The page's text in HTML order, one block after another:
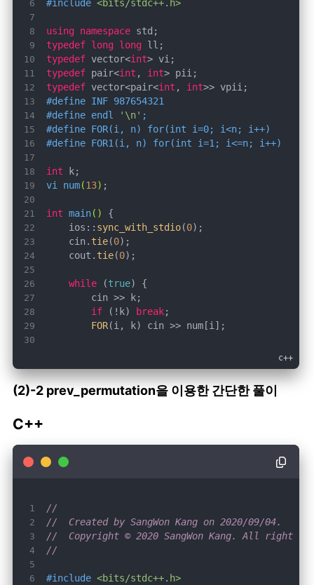
#include <bits/stdc++.h>
using namespace
typedef long long
typedef vector<int
typedef pair<int , int
typedef vector<pair<int , int
#define INF 987654321
#define endl '\n' ;
#define FOR(i, n) for(int i=0; i<n; i++)
#define FOR1(i, n) for(int i=1; i<=n; i++)
int
vi num(13)
int main()
    ios::
sync_with_stdio(0
    cin.
tie(0
    cout.
tie(0
while (true
if (!k) break
FOR
vector<bool> S(k, true)
FOR(i, 6) S[i] = false
(), S.
}
(2)-2 prev_permutation을 이용한 간단한 풀이
C++
//
//  Created by SangWon Kang on 2020/09/04.
//  Copyright © 2020 SangWon Kang. All rights
//
#include <bits/stdc++.h>